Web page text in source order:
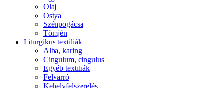
Olaj
Ostya
Szénpogácsa
Tömjén
Liturgikus textiliák
Alba, karing
Cingulum, cingulus
Egyéb textiliák
Felvarró
Kehelyfelszerelés